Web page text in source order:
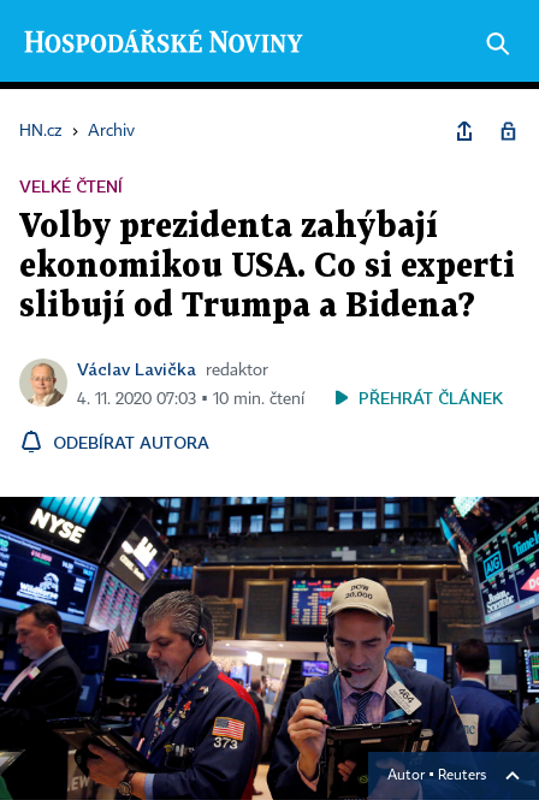
HN.cz › Archiv
VELKÉ ČTENÍ
Volby prezidenta zahýbají
ekonomikou USA. Co si experti
slibují od Trumpa a Bidena?
Václav Lavička
redaktor
4. 11. 2020 07:03 ▪ 10 min. čtení
PŘEHRÁT ČLÁNEK
ODEBÍRAT AUTORA
Autor ▪ Reuters